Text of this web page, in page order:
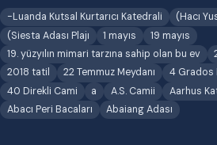
-Luanda Kutsal Kurtarıcı Katedrali
(Hacı
(Siesta Adası Plajı
1 mayıs
19 mayıs
19. yüzyılın mimari tarzına sahip olan bu ev
2018 tatil
22 Temmuz Meydanı
4 Grados
40 Direkli Cami
a A.S. Camii
Aarhus
Abacı Peri Bacaları
Abaiang Adası